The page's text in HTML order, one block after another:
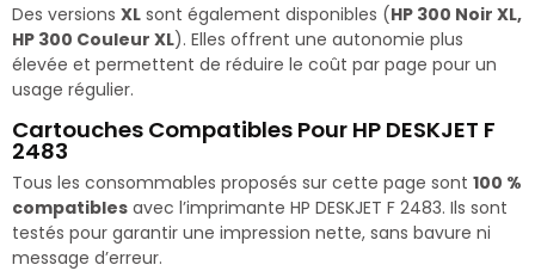
Des versions XL sont également disponibles (HP 300 Noir XL,
HP 300 Couleur XL). Elles offrent une autonomie plus
élevée et permettent de réduire le coût par page pour un
usage régulier.
Cartouches Compatibles Pour HP DESKJET F
2483
Tous les consommables proposés sur cette page sont 100 %
compatibles avec l’imprimante HP DESKJET F 2483. Ils sont
testés pour garantir une impression nette, sans bavure ni
message d’erreur.